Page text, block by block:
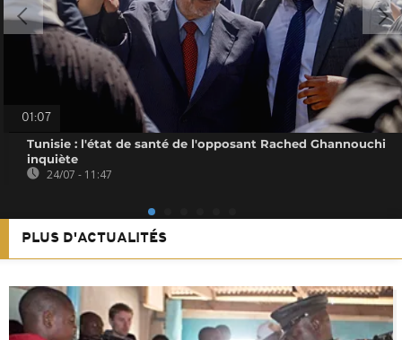
01:07
Tunisie : l'état de santé de l'opposant Rached Ghannouchi
inquiète
24/07 - 11:47
PLUS D'ACTUALITÉS